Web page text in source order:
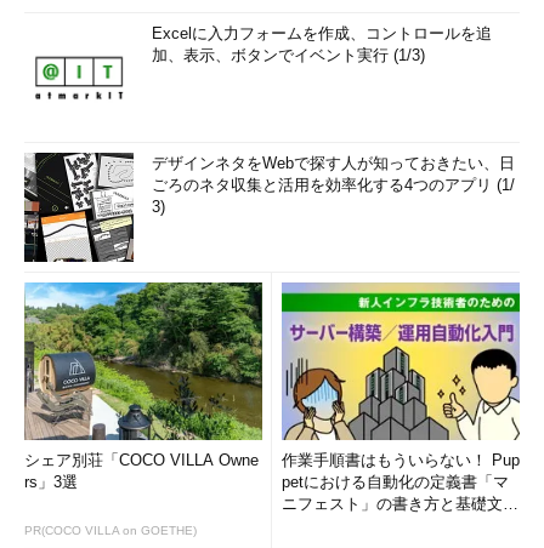
=======================================
Persistent Routes:
None
デフォルトのルートが2つあるが（いずれも同じゲートウェイ
を指している）、上側のメトリックが30の方が無線LAN、下側
のメトリックが20の方が100BASE-TXのイーサネットである。こ
のようにWindows XPでは、各インタフェースの持つリンクスピ
ードに応じて、メトリック値が自動的に変わるようになってい
る。
しかし手元で実験したところでは、最大11Mbit/sのIEEE
802.11b無線LANインタフェースでありながら、メトリック値と
して100BASE-TXと同じ20が割り当てられる場合があった（詳細
まとめて同じように扱われているのかもしれない）。このような
場合には、インタフェースのメトリック値をマニュアルで指定す
ればよい。また前述のとおり、Windows 2000にはメトリックの
Excelに入力フォームを作成、コントロールを追
加、表示、ボタンでイベント実行 (1/3)
デザインネタをWebで探す人が知っておきたい、日
ごろのネタ収集と活用を効率化する4つのアプリ (1/
3)
シェア別荘「COCO VILLA Owne
rs」3選
PR(COCO VILLA on GOETHE)
作業手順書はもういらない！ Pup
petにおける自動化の定義書「マ
ニフェスト」の書き方と基礎文法